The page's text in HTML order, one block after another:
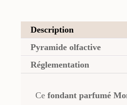
Description
Pyramide olfactive
Réglementation
Ce fondant parfumé